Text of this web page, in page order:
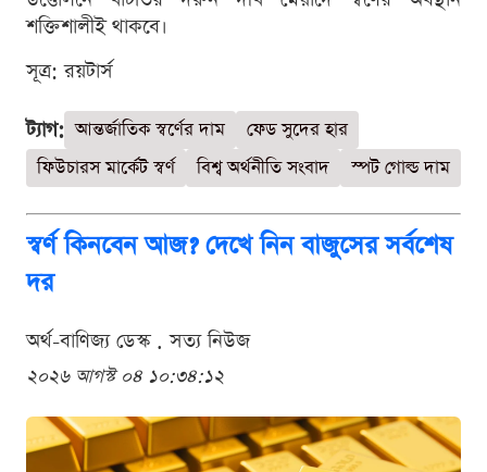
শক্তিশালীই থাকবে।
সূত্র: রয়টার্স
ট্যাগ: আন্তর্জাতিক স্বর্ণের দাম
ফেড সুদের হার
ফিউচারস মার্কেট স্বর্ণ
বিশ্ব অর্থনীতি সংবাদ স্পট গোল্ড দাম
স্বর্ণ কিনবেন আজ? দেখে নিন বাজুসের সর্বশেষ
দর
অর্থ-বাণিজ্য ডেস্ক . সত্য নিউজ
২০২৬ আগস্ট ০৪ ১০:৩৪:১২